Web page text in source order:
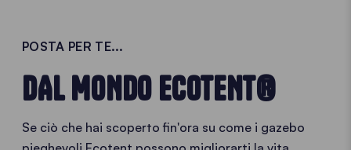
POSTA PER TE...
DAL MONDO ECOTENT®
Se ciò che hai scoperto fin'ora su come i gazebo